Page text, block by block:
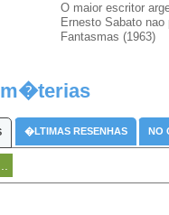
O maior escritor
Ernesto Sabato
Fantasmas (1963)
�LTIMAS RESENHAS NO